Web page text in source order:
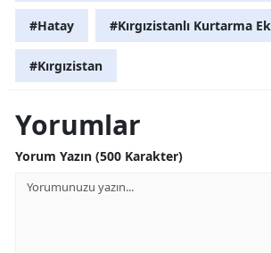
#Hatay #Kırgızistanlı Kurtarma
#Kırgızistan
Yorumlar
Yorum Yazın (500 Karakter)